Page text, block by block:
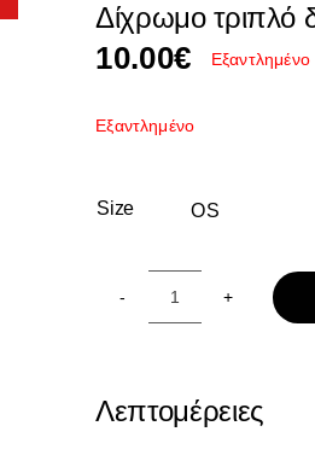
Δίχρωμο τριπλό
10.00€ Εξαντλημένο
Εξαντλημένο
Size OS
Δίχρωμο
Λεπτομέρειες